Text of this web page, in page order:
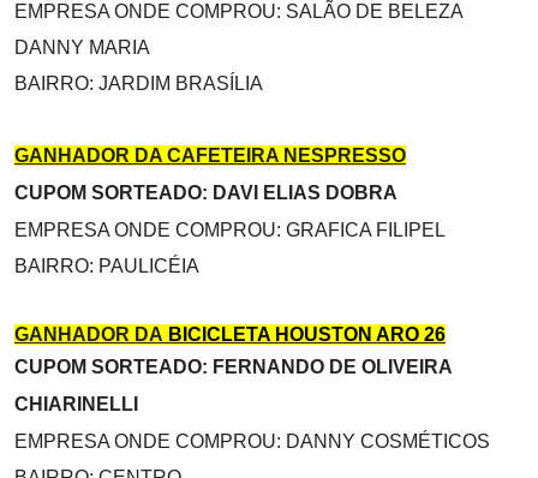
EMPRESA ONDE COMPROU: SALÃO DE BELEZA
DANNY MARIA
BAIRRO: JARDIM BRASÍLIA
GANHADOR DA CAFETEIRA NESPRESSO
CUPOM SORTEADO: DAVI ELIAS DOBRA
EMPRESA ONDE COMPROU: GRAFICA FILIPEL
BAIRRO: PAULICÉIA
GANHADOR DA BICICLETA HOUSTON ARO 26
CUPOM SORTEADO: FERNANDO DE OLIVEIRA
CHIARINELLI
EMPRESA ONDE COMPROU: DANNY COSMÉTICOS